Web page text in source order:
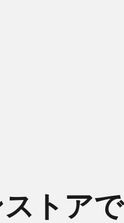
トアで